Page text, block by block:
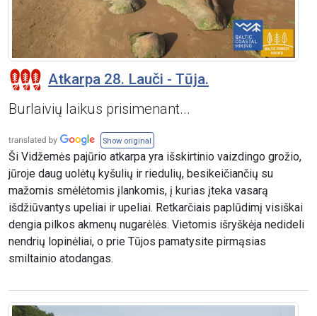
Atkarpa 28. Lauči - Tūja.
Burlaivių laikus prisimenant...
Show original
Ši Vidžemės pajūrio atkarpa yra išskirtinio vaizdingo grožio,
jūroje daug uolėtų kyšulių ir riedulių, besikeičiančių su
mažomis smėlėtomis įlankomis, į kurias įteka vasarą
išdžiūvantys upeliai ir upeliai. Retkarčiais paplūdimį visiškai
dengia pilkos akmenų nugarėlės. Vietomis išryškėja nedideli
nendrių lopinėliai, o prie Tūjos pamatysite pirmąsias
smiltainio atodangas.